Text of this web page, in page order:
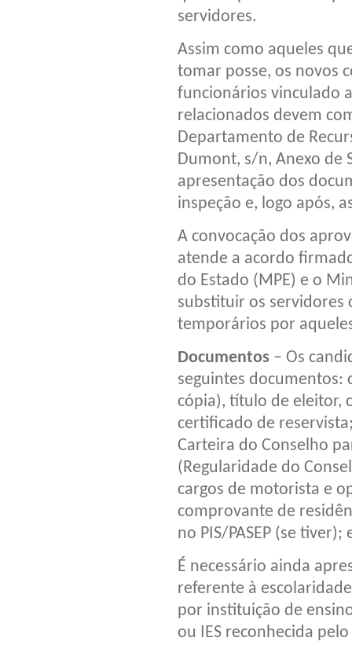
servidores.
Assim como aqueles
tomar posse, os novos
funcionários vinculado
relacionados devem
Departamento de
Dumont, s/n, Anexo de
apresentação dos
inspeção e, logo após,
A convocação dos
atende a acordo
do Estado (MPE) e o
substituir os servidores
temporários por
Documentos – Os
seguintes documentos:
cópia), título de eleitor,
certificado de
Carteira do Conselho
(Regularidade do
cargos de motorista e
comprovante de
no PIS/PASEP (se
É necessário ainda
referente à
por instituição de
ou IES reconhecida